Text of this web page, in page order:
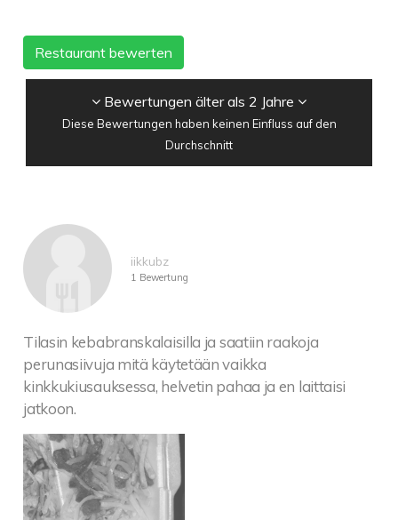
Restaurant bewerten
Bewertungen älter als 2 Jahre
Diese Bewertungen haben keinen Einfluss auf den
Durchschnitt
iikkubz
1 Bewertung
Tilasin kebabranskalaisilla ja saatiin raakoja
perunasiivuja mitä käytetään vaikka
kinkkukiusauksessa, helvetin pahaa ja en laittaisi
jatkoon.